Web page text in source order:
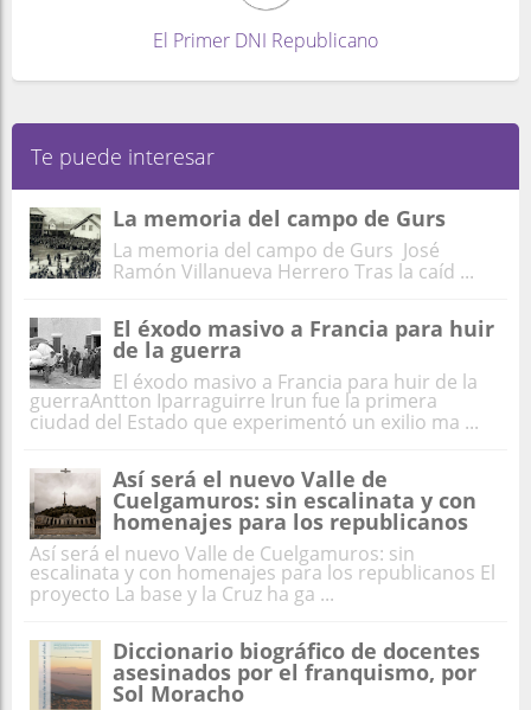
El Primer DNI Republicano
Te puede interesar
La memoria del campo de Gurs
La memoria del campo de Gurs José
Ramón Villanueva Herrero Tras la caíd ...
El éxodo masivo a Francia para huir
de la guerra
El éxodo masivo a Francia para huir de la
guerraAntton Iparraguirre Irun fue la primera
ciudad del Estado que experimentó un exilio ma ...
Así será el nuevo Valle de
Cuelgamuros: sin escalinata y con
homenajes para los republicanos
Así será el nuevo Valle de Cuelgamuros: sin
escalinata y con homenajes para los republicanos El
proyecto La base y la Cruz ha ga ...
Diccionario biográfico de docentes
asesinados por el franquismo, por
Sol Moracho